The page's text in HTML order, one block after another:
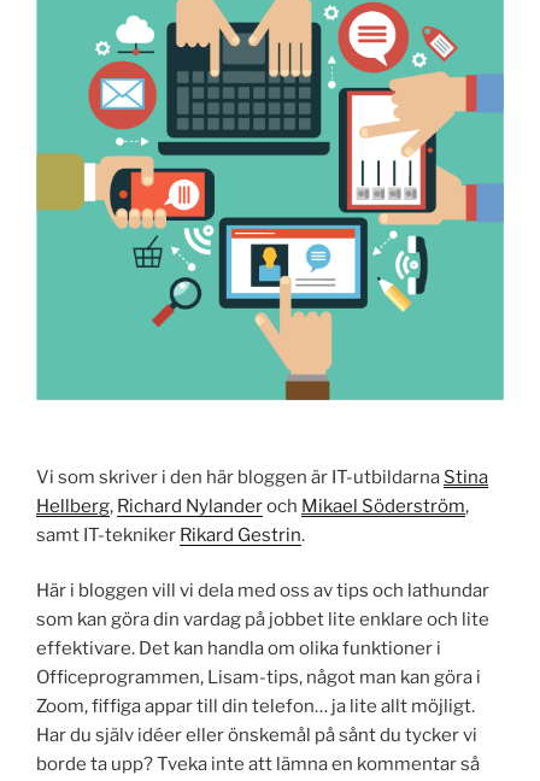
Vi som skriver i den här bloggen är IT-utbildarna Stina
Hellberg, Richard Nylanderoch Mikael Söderström,
samt IT-tekniker Rikard Gestrin.
Här i bloggen vill vi dela med oss av tips och lathundar
som kan göra din vardag på jobbet lite enklare och lite
effektivare. Det kan handla om olika funktioner i
Officeprogrammen, Lisam-tips, något man kan göra i
Zoom, fiffiga appar till din telefon… ja lite allt möjligt.
Har du själv idéer eller önskemål på sånt du tycker vi
borde ta upp? Tveka inte att lämna en kommentar så